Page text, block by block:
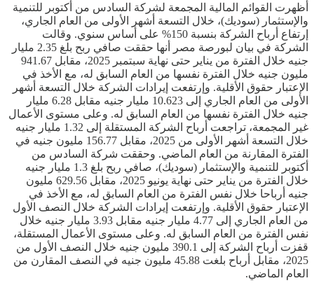
أظهرت القوائم المالية المجمعة لشركة السادس من أكتوبر للتنمية
والإستثمار (سوديك)، خلال التسعة أشهر الأولى من العام الجاري،
إرتفاع أرباح الشركة بنسبة 150% على أساس سنوي. وقالت
الشركة في بيان لبورصة مصر أنها حققت صافي ربح بلغ 2.35 مليار
جنيه خلال الفترة من يناير حتى نهاية سبتمبر 2025، مقابل 941.67
مليون جنيه خلال الفترة نفسها من العام السابق له، مع الأخذ في
الإعتبار حقوق الأقلية. وإرتفعت إيرادات الشركة خلال التسعة أشهر
الأولى من العام الجاري إلى 10.623 مليار جنيه مقابل 6.28 مليار
جنيه خلال الفترة نفسها من العام السابق له. وعلى مستوى الأعمال
غير المجمعة، تراجعت أرباح الشركة المستقلة إلى 1.32 مليار جنيه
خلال التسعة أشهر الأولى من 2025، مقابل 156.77 مليون جنيه في
الفترة المقارنة من العام الماضي. وحققت شركة السادس من
أكتوبر للتنمية والإستثمار (سوديك)، صافي ربح بلغ 1.3 مليار جنيه
خلال الفترة من يناير حتى نهاية يونيو 2025، مقابل 629.56 مليون
جنيه أرباحا خلال نفس الفترة من العام السابق له، مع الأخذ في
الإعتبار حقوق الأقلية. وإرتفعت إيرادات الشركة خلال النصف الأول
من العام الجاري إلى 4.77 مليار جنيه مقابل 3.93 مليار جنيه خلال
نفس الفترة من العام السابق له. وعلى مستوى الأعمال المستقلة،
قفزت أرباح الشركة إلى 390.1 مليون جنيه خلال النصف الأول من
2025، مقابل أرباح بلغت 45.88 مليون جنيه في النصف المقارن من
العام الماضي.